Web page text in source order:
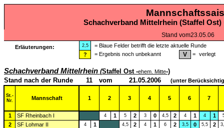
Schachverband Mittelrhein (Staffel
Stand vom23.05.06
Erläuterungen: 2,5 = Blaue Felder betrifft die letzte aktuelle Runde
?
= Ergebnis noch unbekannt V = verlegt
Schachverband Mittelrhein (Staffel Ost -ehem. Mitte-)
Stand nach der Runde
11 vom 21.05.2006 (unter
St.-
Nr.
Mannschaft 1 2 3 4 5 6 7
1 SF Rheinbach I 4 1 5 2 3 0 4,5 2 4 1 4 1
2 SF Lohmar II 4 1 4,5 2 4 1 6 2 3,5 0 5,5 2